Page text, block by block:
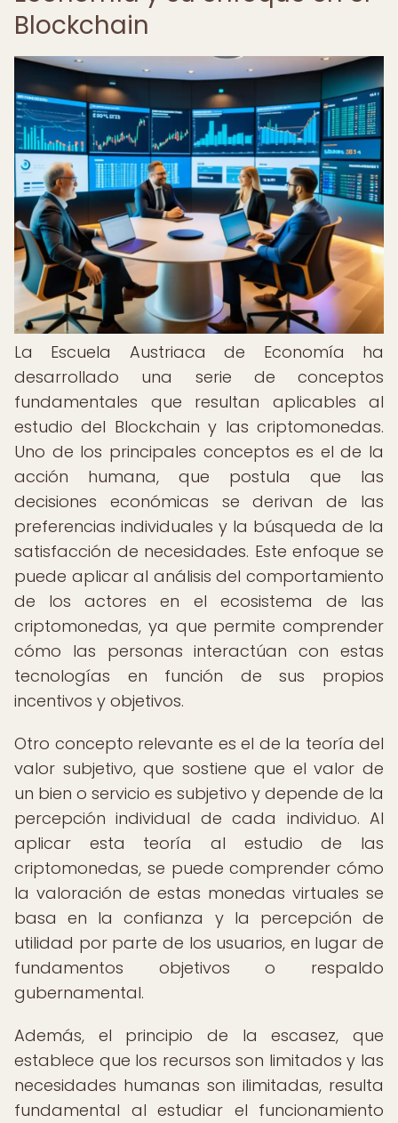
Blockchain
La Escuela Austriaca de Economía ha
desarrollado una serie de conceptos
fundamentales que resultan aplicables al
estudio del Blockchain y las criptomonedas.
Uno de los principales conceptos es el de la
acción humana, que postula que las
decisiones económicas se derivan de las
preferencias individuales y la búsqueda de la
satisfacción de necesidades. Este enfoque se
puede aplicar al análisis del comportamiento
de los actores en el ecosistema de las
criptomonedas, ya que permite comprender
cómo las personas interactúan con estas
tecnologías en función de sus propios
incentivos y objetivos.
Otro concepto relevante es el de la teoría del
valor subjetivo, que sostiene que el valor de
un bien o servicio es subjetivo y depende de la
percepción individual de cada individuo. Al
aplicar esta teoría al estudio de las
criptomonedas, se puede comprender cómo
la valoración de estas monedas virtuales se
basa en la confianza y la percepción de
utilidad por parte de los usuarios, en lugar de
fundamentos objetivos o respaldo
gubernamental.
Además, el principio de la escasez, que
establece que los recursos son limitados y las
necesidades humanas son ilimitadas, resulta
fundamental al estudiar el funcionamiento